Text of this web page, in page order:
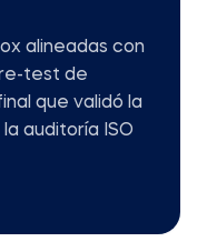
alineadas con
test de
que validó la
auditoría ISO